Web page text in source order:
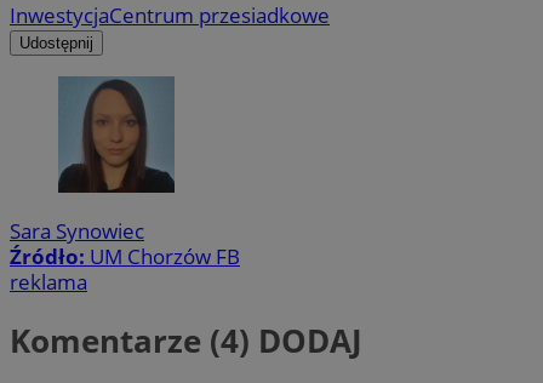
InwestycjaCentrum przesiadkowe
Udostępnij
Sara Synowiec
Źródło: UM Chorzów FB
reklama
Komentarze (4) DODAJ